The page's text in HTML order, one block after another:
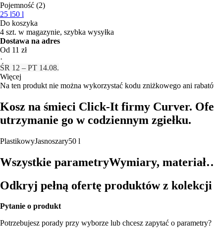
Pojemność (2)
25 l50 l
Do koszyka
4 szt. w magazynie, szybka wysyłka
Dostawa na adres
Od 11 zł
·
ŚR 12 – PT 14.08.
Więcej
Na ten produkt nie można wykorzystać kodu zniżkowego ani
Kosz na śmieci Click-It firmy Curver.
utrzymanie go w codziennym zgiełku.
PlastikowyJasnoszary50 l
Wszystkie parametryWymiary,
Odkryj pełną ofertę produktów z
Pytanie o produkt
Potrzebujesz porady przy wyborze lub chcesz zapytać o parametry?